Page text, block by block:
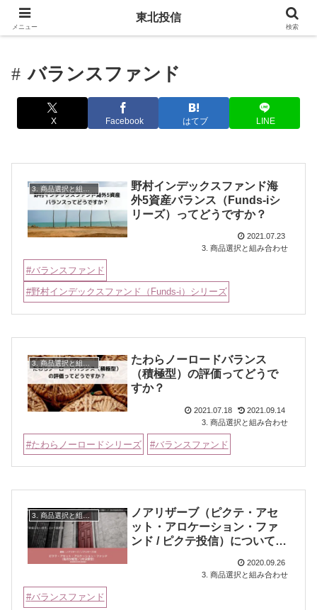
バランスファンド
X Facebook はてブ LINE
野村インデックスファンド海
外5資産バランス（Funds-iシ
リーズ）ってどうですか？
2021.07.23
3. 商品選択と組み合わせ
バランスファンド
野村インデックスファンド（Funds-i）シリーズ
3. 商品選択と組み合わせ
たわらノーロードバランス
（積極型）の評価ってどうで
すか？
2021.07.18
2021.09.14
3. 商品選択と組み合わせ
たわらノーロードシリーズ バランスファンド
3. 商品選択と組み合わせ
ノアリザーブ（ピクテ・アセ
ット・アロケーション・ファ
ンド / ピクテ投信）について調
2020.09.26
3. 商品選択と組み合わせ
バランスファンド
メニュー
東北投信
検索